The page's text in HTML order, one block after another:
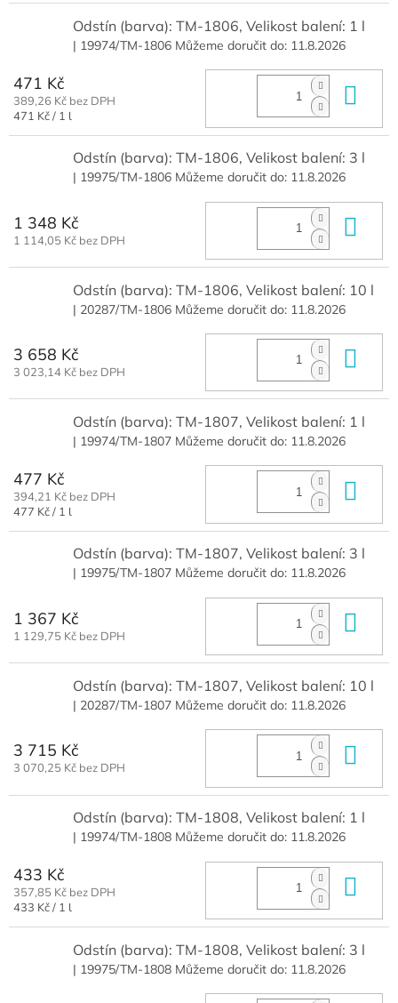
Odstín (barva): TM-1806, Velikost balení: 1 l
| 19974/TM-1806 Můžeme doručit do: 11.8.2026
471 Kč
389,26 Kč bez DPH
Měrná
471 Kč / 1 l
Odstín (barva): TM-1806, Velikost balení: 3 l
| 19975/TM-1806 Můžeme doručit do: 11.8.2026
1 348 Kč
1 114,05 Kč bez DPH
Odstín (barva): TM-1806, Velikost balení: 10 l
| 20287/TM-1806 Můžeme doručit do: 11.8.2026
3 658 Kč
3 023,14 Kč bez DPH
Odstín (barva): TM-1807, Velikost balení: 1 l
| 19974/TM-1807 Můžeme doručit do: 11.8.2026
477 Kč
394,21 Kč bez DPH
Měrná
477 Kč / 1 l
Odstín (barva): TM-1807, Velikost balení: 3 l
| 19975/TM-1807 Můžeme doručit do: 11.8.2026
1 367 Kč
1 129,75 Kč bez DPH
Odstín (barva): TM-1807, Velikost balení: 10 l
| 20287/TM-1807 Můžeme doručit do: 11.8.2026
3 715 Kč
3 070,25 Kč bez DPH
Odstín (barva): TM-1808, Velikost balení: 1 l
| 19974/TM-1808 Můžeme doručit do: 11.8.2026
433 Kč
357,85 Kč bez DPH
Měrná
433 Kč / 1 l
Odstín (barva): TM-1808, Velikost balení: 3 l
| 19975/TM-1808 Můžeme doručit do: 11.8.2026